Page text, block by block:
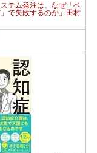
ステム発注は、なぜ「ベ
で失敗するのか」田村